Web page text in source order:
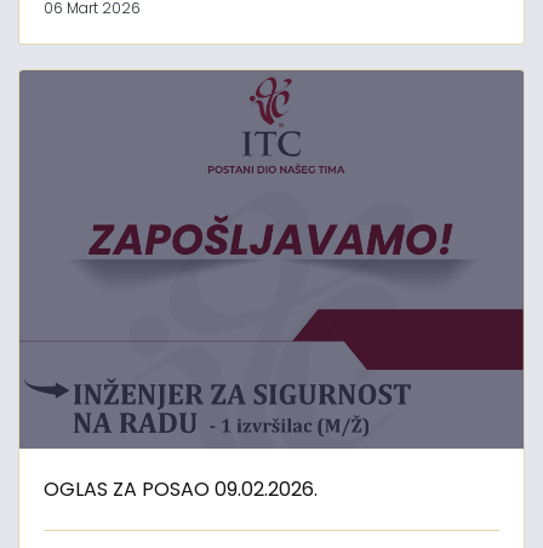
06 Mart 2026
OGLAS ZA POSAO 09.02.2026.